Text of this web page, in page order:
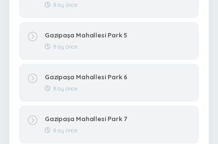
8 ay önce
Gazipaşa Mahallesi Park 5
8 ay önce
Gazipaşa Mahallesi Park 6
8 ay önce
Gazipaşa Mahallesi Park 7
8 ay önce